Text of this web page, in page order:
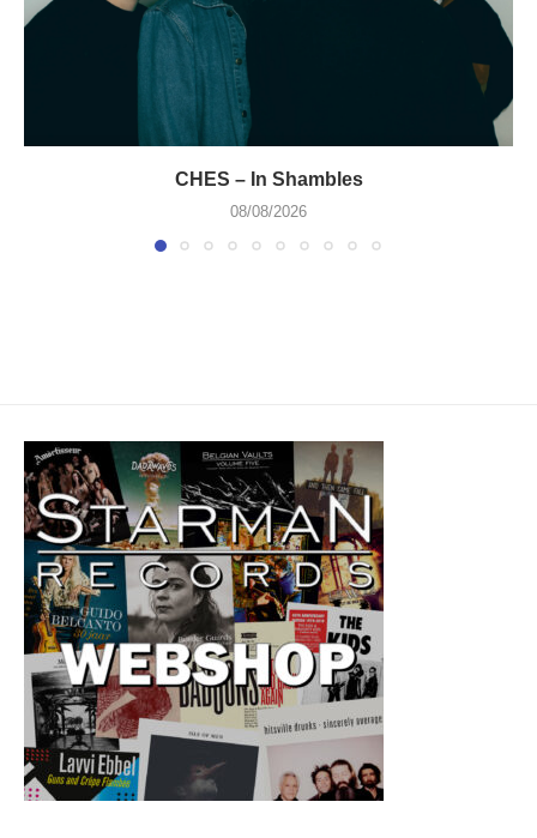
CHES – In Shambles
08/08/2026